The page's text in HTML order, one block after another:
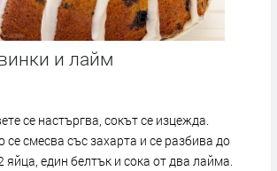
и лайм
се настъргва, сокът се изцежда.
смесва със захарта и се разбива до
яйца, един белтък и сока от два лайма.